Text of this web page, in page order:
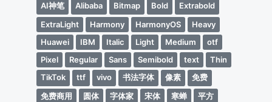
AI神笔 Alibaba Bitmap Bold
Extrabold
ExtraLight
Harmony HarmonyOS
Heavy
Huawei
IBM Italic Light Medium
otf
Pixel
Regular Sans Semibold text
Thin
TikTok
ttf vivo 书法字体 像素
免费
免费商用
圆体 字体家 宋体 寒蝉
平方